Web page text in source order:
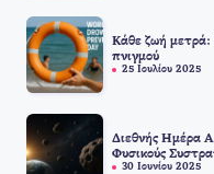
Κάθε ζωή
πνιγμού
25 Ιουλίου 2025
Διεθνής Ημέρα
Φυσικούς
30 Ιουνίου 2025